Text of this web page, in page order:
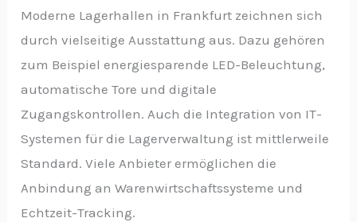
Moderne Lagerhallen in Frankfurt zeichnen sich
durch vielseitige Ausstattung aus. Dazu gehören
zum Beispiel energiesparende LED-Beleuchtung,
automatische Tore und digitale
Zugangskontrollen. Auch die Integration von IT-
Systemen für die Lagerverwaltung ist mittlerweile
Standard. Viele Anbieter ermöglichen die
Anbindung an Warenwirtschaftssysteme und
Echtzeit-Tracking.